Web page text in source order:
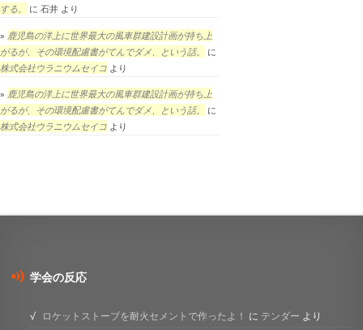
する。
に 石井 より
鹿児島の洋上に世界最大の風車群建設計画が持ち上
がるが、その環境配慮書がてんでダメ、という話。
に
株式会社ウラニウムセイコ より
鹿児島の洋上に世界最大の風車群建設計画が持ち上
がるが、その環境配慮書がてんでダメ、という話。
に
株式会社ウラニウムセイコ より
学会の反応
ロケットストーブを耐火セメントで作ったよ！ に テンダー より